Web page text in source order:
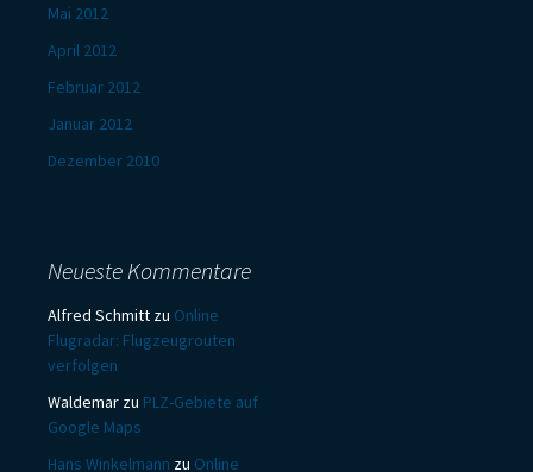
Mai 2012
April 2012
Februar 2012
Januar 2012
Dezember 2010
Neueste Kommentare
Alfred Schmitt zu Online
Flugradar: Flugzeugrouten
verfolgen
Waldemar zu PLZ-Gebiete auf
Google Maps
Hans Winkelmann zu Online